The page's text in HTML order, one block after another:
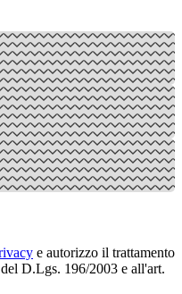
e autorizzo il trattamento
D.Lgs. 196/2003 e all'art.